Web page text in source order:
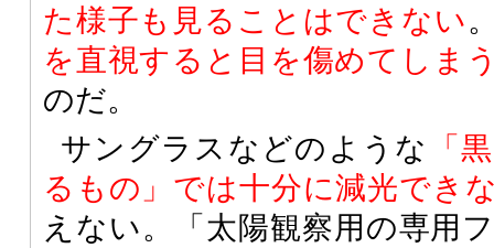
た様子も見ることはできない
を直視すると目を傷めてしま
のだ。
サングラスなどのような
「
るもの」では十分に減光でき
えない。「太陽観察用の専用